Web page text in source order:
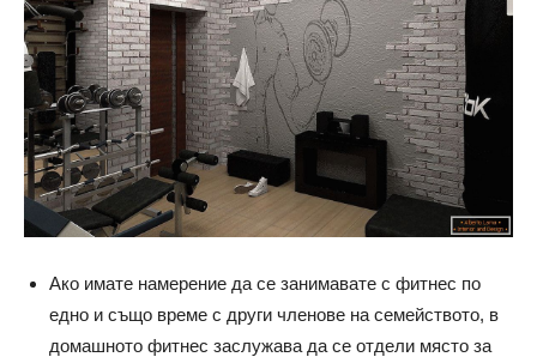
Ако имате намерение да се занимавате с фитнес по
едно и също време с други членове на семейството, в
домашното фитнес заслужава да се отдели място за